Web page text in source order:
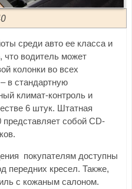
среди авто ее класса и
что водитель может
колонки во всех
в стандартную
климат-контроль и
6 штук. Штатная
представляет собой CD-
покупателям доступны
передних кресел. Также,
с кожаным салоном.